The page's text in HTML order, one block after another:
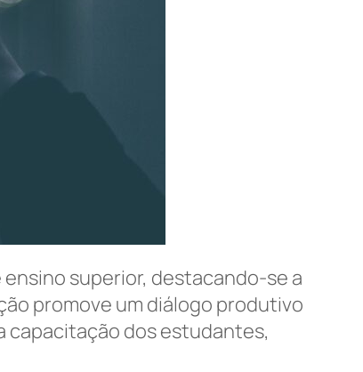
ensino superior, destacando-se a
promove um diálogo produtivo
capacitação dos estudantes,